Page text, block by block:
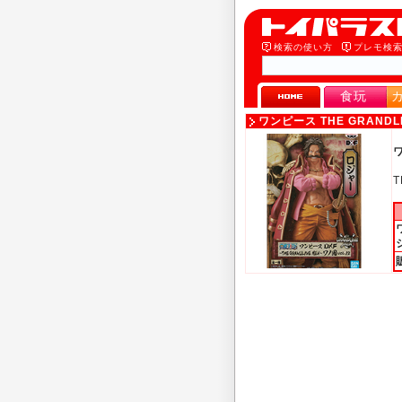
検索の使い方 プレモ検
食玩
ワンピース THE